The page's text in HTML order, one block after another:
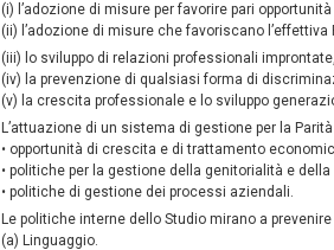
(i) l’adozione di misure per favorire pari
(ii) l’adozione di misure che favoriscano
(iii) lo sviluppo di relazioni professionali
(iv) la prevenzione di qualsiasi forma di
(v) la crescita professionale e lo sviluppo
L’attuazione di un sistema di gestione per la
• opportunità di crescita e di trattamento
• politiche per la gestione della genitorialità e
• politiche di gestione dei processi aziendali.
Le politiche interne dello Studio mirano a
(a) Linguaggio.